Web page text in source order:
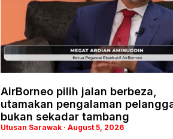
AirBorneo pilih jalan berbeza,
utamakan pengalaman
bukan sekadar tambang
Utusan Sarawak August 5, 2026